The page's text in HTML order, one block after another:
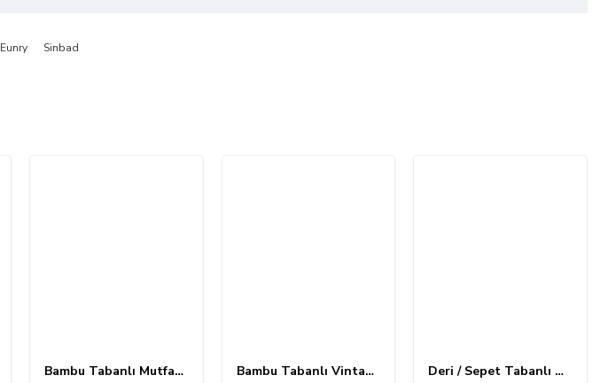
Eunry Sinbad
Bambu Tabanlı Mutfak - Banyo Halısı 11111-1 Bambu Tabanlı Vintage Halı MS173 Deri / Sepet Tabanlı Çocuk Halısı MC101